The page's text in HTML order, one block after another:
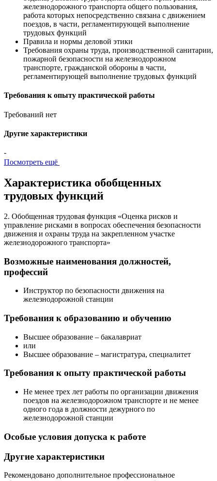
железнодорожного транспорта общего пользования,
работа которых непосредственно связана с движением
поездов, в части, регламентирующей выполнение
трудовых функций
Правила и нормы деловой этики
Требования охраны труда, производственной санитарии,
пожарной безопасности на железнодорожном
транспорте, гражданской обороны в части,
регламентирующей выполнение трудовых функций
Требования к опыту практической работы
Требований нет
Другие характеристики
-
Посмотреть ещё
Характеристика обобщенных
трудовых функций
2. Обобщенная трудовая функция «Оценка рисков и
управление рисками в вопросах обеспечения безопасности
движения и охраны труда на закрепленном участке
железнодорожного транспорта»
Возможные наименования должностей,
профессий
Инструктор по безопасности движения на
железнодорожной станции
Требования к образованию и обучению
Высшее образование – бакалавриат
или
Высшее образование – магистратура, специалитет
Требования к опыту практической работы
Не менее трех лет работы по организации движения
поездов на железнодорожном транспорте и не менее
одного года в должности дежурного по
железнодорожной станции
Особые условия допуска к работе
Другие характеристики
Рекомендовано дополнительное профессиональное